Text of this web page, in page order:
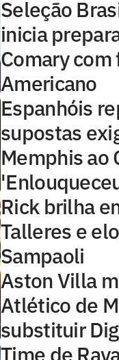
Seleção
inicia
Comary
Americano
Espanhóis
supostas
Memphis ao
Rick brilha
Talleres e
Sampaoli
Aston Villa
Atlético de
substituir
Time de